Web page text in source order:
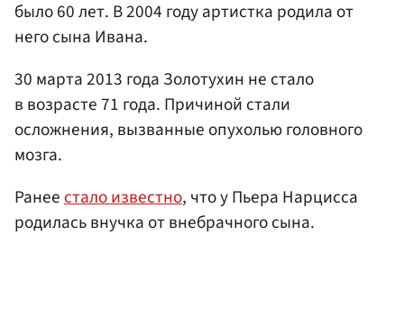
было 60 лет. В 2004 году артистка родила от
него сына Ивана.
30 марта 2013 года Золотухин не стало
в возрасте 71 года. Причиной стали
осложнения, вызванные опухолью головного
мозга.
Ранеестало известно, что у Пьера Нарцисса
родилась внучка от внебрачного сына.